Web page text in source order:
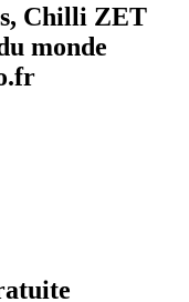
Chilli ZET
monde